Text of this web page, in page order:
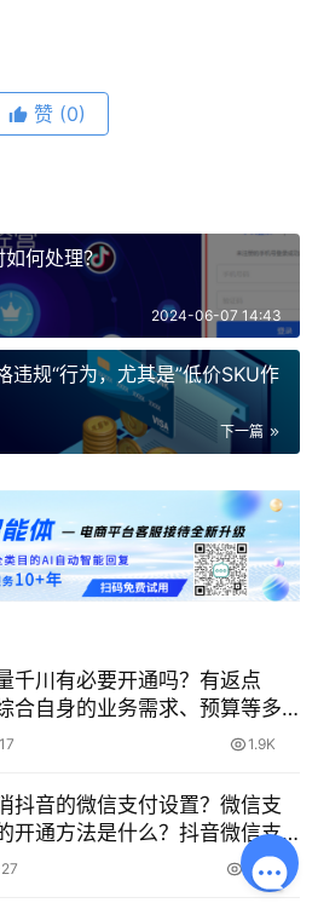
赞 (0)
如何处理？
2024-06-07 14:43
违规“行为，尤其是”低价SKU作
下一篇
千川有必要开通吗？有返点
合自身的业务需求、预算等多
！
1.9K
抖音的微信支付设置？微信支
开通方法是什么？抖音微信支
与开通指南
2.4K